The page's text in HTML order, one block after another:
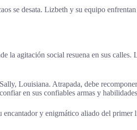
se desata. Lizbeth y su equipo
agitación social resuena en sus
Louisiana. Atrapada, debe
en sus confiables armas y
y enigmático aliado del